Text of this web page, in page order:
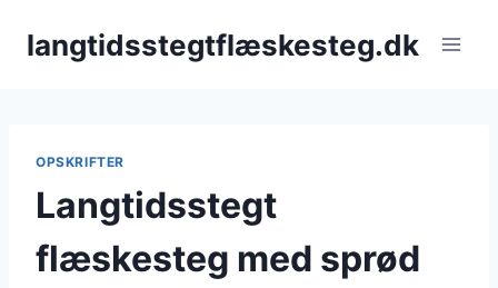
langtidsstegtflæskesteg.dk
OPSKRIFTER
Langtidsstegt
flæskesteg med sprød